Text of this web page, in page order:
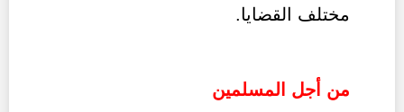
مختلف القضايا.
من أجل المسلمين